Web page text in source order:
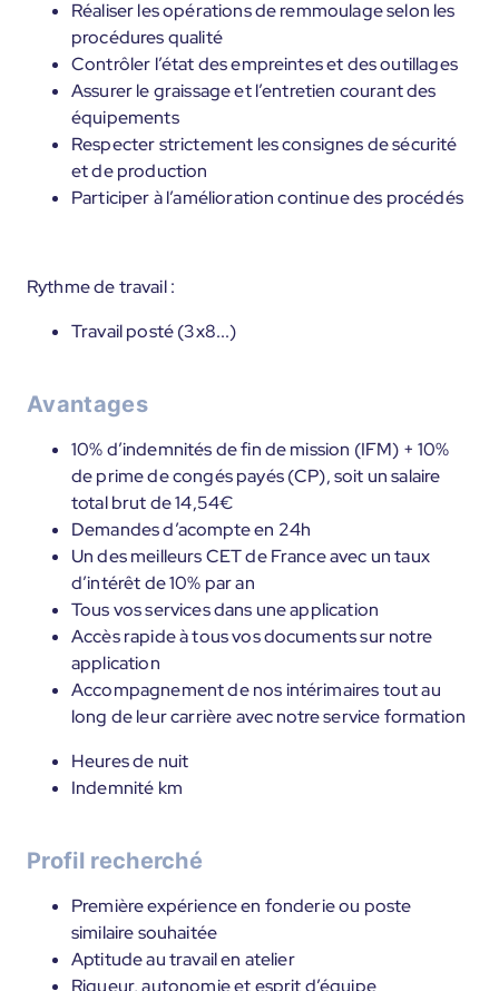
Réaliser les opérations de remmoulage selon les
procédures qualité
Contrôler l’état des empreintes et des outillages
Assurer le graissage et l’entretien courant des
équipements
Respecter strictement les consignes de sécurité
et de production
Participer à l’amélioration continue des procédés
Rythme de travail :
Travail posté (3x8...)
Avantages
10% d’indemnités de fin de mission (IFM) + 10%
de prime de congés payés (CP), soit un salaire
total brut de 14,54€
Demandes d’acompte en 24h
Un des meilleurs CET de France avec un taux
d’intérêt de 10% par an
Tous vos services dans une application
Accès rapide à tous vos documents sur notre
application
Accompagnement de nos intérimaires tout au
long de leur carrière avec notre service formation
Heures de nuit
Indemnité km
Profil recherché
Première expérience en fonderie ou poste
similaire souhaitée
Aptitude au travail en atelier
Rigueur, autonomie et esprit d’équipe